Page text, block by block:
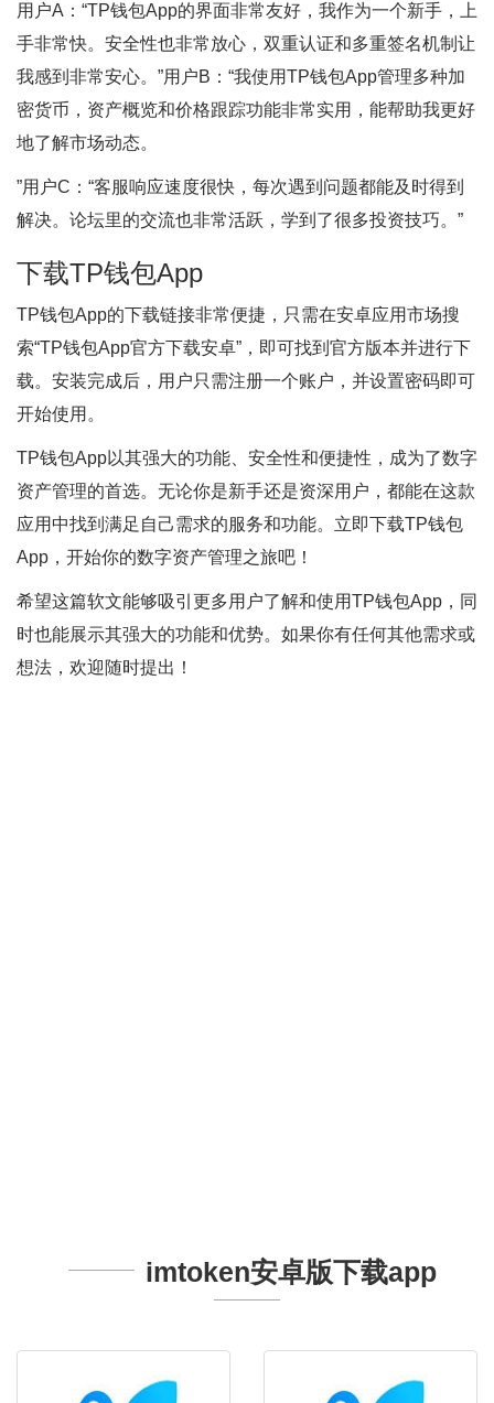
用户A：“TP钱包App的界面非常友好，我作为一个新手，上
手非常快。安全性也非常放心，双重认证和多重签名机制让
我感到非常安心。”用户B：“我使用TP钱包App管理多种加
密货币，资产概览和价格跟踪功能非常实用，能帮助我更好
地了解市场动态。
”用户C：“客服响应速度很快，每次遇到问题都能及时得到
解决。论坛里的交流也非常活跃，学到了很多投资技巧。”
下载TP钱包App
TP钱包App的下载链接非常便捷，只需在安卓应用市场搜
索“TP钱包App官方下载安卓”，即可找到官方版本并进行下
载。安装完成后，用户只需注册一个账户，并设置密码即可
开始使用。
TP钱包App以其强大的功能、安全性和便捷性，成为了数字
资产管理的首选。无论你是新手还是资深用户，都能在这款
应用中找到满足自己需求的服务和功能。立即下载TP钱包
App，开始你的数字资产管理之旅吧！
希望这篇软文能够吸引更多用户了解和使用TP钱包App，同
时也能展示其强大的功能和优势。如果你有任何其他需求或
想法，欢迎随时提出！
imtoken安卓版下载app